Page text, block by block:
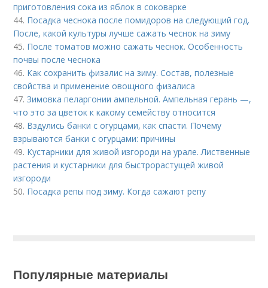
приготовления сока из яблок в соковарке
44. Посадка чеснока после помидоров на следующий год.
После, какой культуры лучше сажать чеснок на зиму
45. После томатов можно сажать чеснок. Особенность
почвы после чеснока
46. Как сохранить физалис на зиму. Состав, полезные
свойства и применение овощного физалиса
47.Зимовка пеларгонии ампельной. Ампельная герань —,
что это за цветок к какому семейству относится
48. Вздулись банки с огурцами, как спасти. Почему
взрываются банки с огурцами: причины
49. Кустарники для живой изгороди на урале. Лиственные
растения и кустарники для быстрорастущей живой
изгороди
50. Посадка репы под зиму. Когда сажают репу
Популярные материалы